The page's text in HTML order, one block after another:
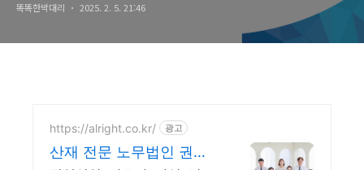
똑똑한박대리 2025. 2. 5. 21:46
https://alright.co.kr/ 광고
산재 전문 노무법인 권익